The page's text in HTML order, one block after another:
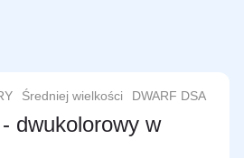
Średniej wielkości DWARF DSA
dwukolorowy w